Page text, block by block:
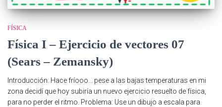
FÍSICA
Física I – Ejercicio de vectores 07
(Sears – Zemansky)
Introducción: Hace fríooo… pese a las bajas temperaturas en mi
zona decidí que hoy subiría un nuevo ejercicio resuelto de física,
para no perder el ritmo. Problema: Use un dibujo a escala para